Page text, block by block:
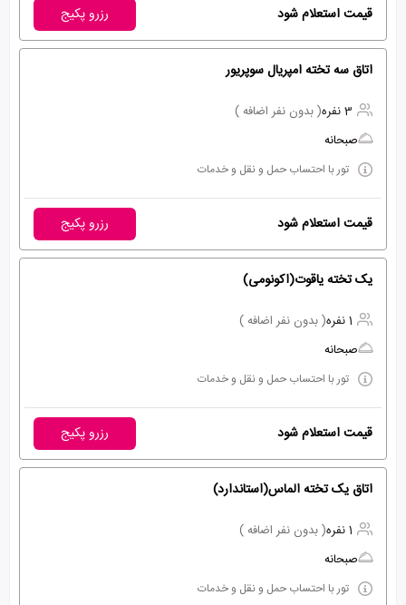
قیمت استعلام شود رزرو پکیج
اتاق سه تخته امپریال سوپریور
3 نفره
( بدون نفر اضافه )
صبحانه
تور با احتساب حمل و نقل و خدمات
قیمت استعلام شود رزرو پکیج
یک تخته یاقوت(اکونومی)
1 نفره
( بدون نفر اضافه )
صبحانه
تور با احتساب حمل و نقل و خدمات
قیمت استعلام شود رزرو پکیج
اتاق یک تخته الماس(استاندارد)
1 نفره
( بدون نفر اضافه )
صبحانه
تور با احتساب حمل و نقل و خدمات